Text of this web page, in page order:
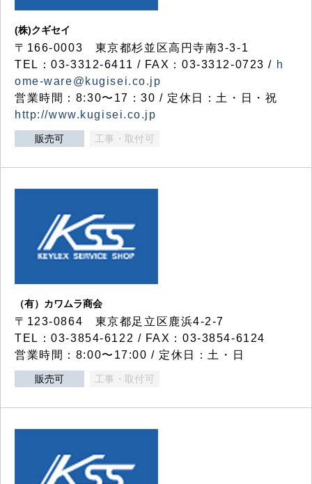
(株)クギセイ
〒166-0003 東京都杉並区高円寺南3-3-1
TEL：03-3312-6411 / FAX：03-3312-0723 / h
ome-ware@kugisei.co.jp
営業時間：8:30〜17：30 / 定休日：土・日・祝
http://www.kugisei.co.jp
販売可 工事・取付可
（有）カワムラ商会
〒123-0864 東京都足立区鹿浜4-2-7
TEL：03-3854-6122 / FAX：03-3854-6124
営業時間：8:00〜17:00 / 定休日：土・日
販売可 工事・取付可